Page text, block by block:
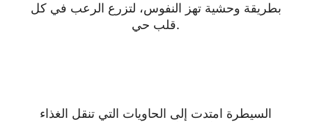
بطريقة وحشية تهز النفوس، لتزرع الرعب في كل
قلب حي.
السيطرة امتدت إلى الحاويات التي تنقل الغذاء